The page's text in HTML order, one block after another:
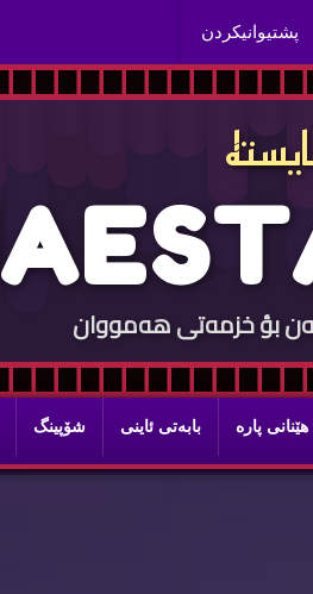
پشتیوانیكردن
AEST
بؤ خزمه‌تی هه‌مووان
پاره‌ بابه‌تی ئاینی شۆپینگ